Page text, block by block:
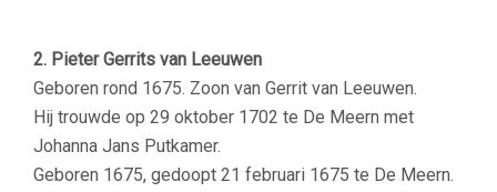
2. Pieter Gerrits van Leeuwen
Geboren rond 1675. Zoon van Gerrit van Leeuwen.
Hij trouwde op 29 oktober 1702 te De Meern met
Johanna Jans Putkamer.
Geboren 1675, gedoopt 21 februari 1675 te De Meern.